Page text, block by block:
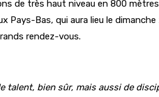
très haut niveau en 800
Pays-Bas, qui aura lieu le
rendez-vous.
bien sûr, mais aussi de